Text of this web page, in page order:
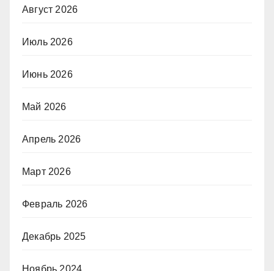
Август 2026
Июль 2026
Июнь 2026
Май 2026
Апрель 2026
Март 2026
Февраль 2026
Декабрь 2025
Ноябрь 2024